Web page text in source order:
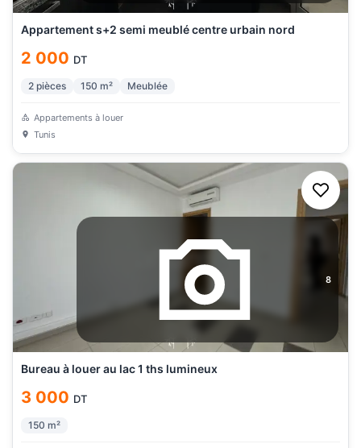
Appartement s+2 semi meublé centre urbain nord
2 000 DT
2 pièces 150 m² Meublée
Appartements à louer
Tunis
8
Bureau à louer au lac 1 ths lumineux
3 000 DT
150 m²